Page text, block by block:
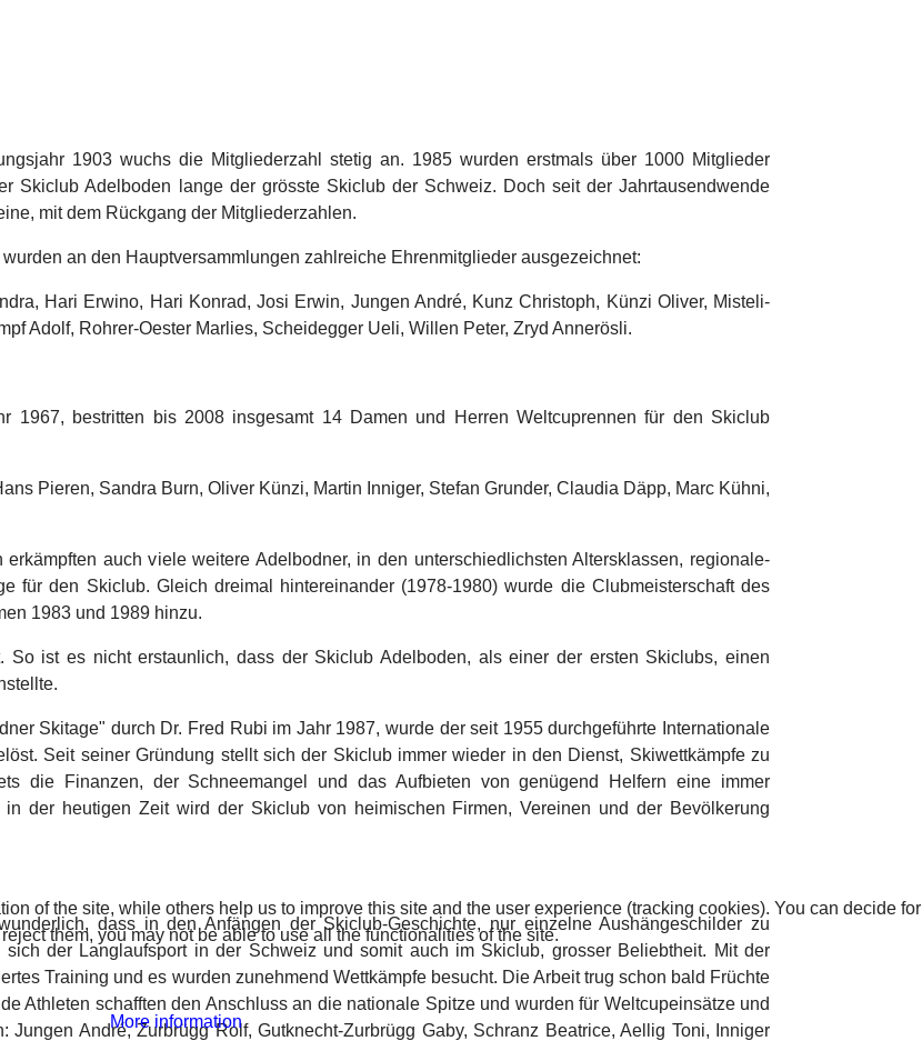
1903 wuchs die Mitgliederzahl stetig an. 1985 wurden erstmals über 1000 Mitglieder
Skiclub Adelboden lange der grösste Skiclub der Schweiz. Doch seit der Jahrtausendwende
mit dem Rückgang der Mitgliederzahlen.
an den Hauptversammlungen zahlreiche Ehrenmitglieder ausgezeichnet:
Hari Erwino, Hari Konrad, Josi Erwin, Jungen André, Kunz Christoph, Künzi Oliver, Misteli-
Adolf, Rohrer-Oester Marlies, Scheidegger Ueli, Willen Peter, Zryd Annerösli.
1967, bestritten bis 2008 insgesamt 14 Damen und Herren Weltcuprennen für den Skiclub
Pieren, Sandra Burn, Oliver Künzi, Martin Inniger, Stefan Grunder, Claudia Däpp, Marc Kühni,
auch viele weitere Adelbodner, in den unterschiedlichsten Altersklassen, regionale-
für den Skiclub. Gleich dreimal hintereinander (1978-1980) wurde die Clubmeisterschaft des
1983 und 1989 hinzu.
So ist es nicht erstaunlich, dass der Skiclub Adelboden, als einer der ersten Skiclubs, einen
Skitage" durch Dr. Fred Rubi im Jahr 1987, wurde der seit 1955 durchgeführte Internationale
Seit seiner Gründung stellt sich der Skiclub immer wieder in den Dienst, Skiwettkämpfe zu
die Finanzen, der Schneemangel und das Aufbieten von genügend Helfern eine immer
der heutigen Zeit wird der Skiclub von heimischen Firmen, Vereinen und der Bevölkerung
dass in den Anfängen der Skiclub-Geschichte, nur einzelne Aushängeschilder zu
der Langlaufsport in der Schweiz und somit auch im Skiclub, grosser Beliebtheit. Mit der
Training und es wurden zunehmend Wettkämpfe besucht. Die Arbeit trug schon bald Früchte
Athleten schafften den Anschluss an die nationale Spitze und wurden für Weltcupeinsätze und
André, Zurbrügg Rolf, Gutknecht-Zurbrügg Gaby, Schranz Beatrice, Aellig Toni, Inniger
of the site, while others help us to improve this site and the user experience (tracking cookies). You can decide for
them, you may not be able to use all the functionalities of the site.
More information